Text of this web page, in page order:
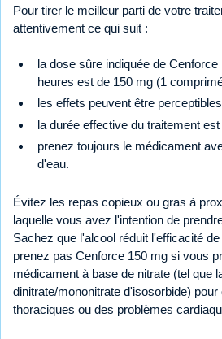
Pour tirer le meilleur parti de votre
attentivement ce qui suit :
la dose sûre indiquée de Cenforce
heures est de 150 mg (1
les effets peuvent être
la durée effective du traitement
prenez toujours le médicament
d'eau.
Évitez les repas copieux ou gras à
laquelle vous avez l'intention de
Sachez que l'alcool réduit l'efficacité
prenez pas Cenforce 150 mg si vous
médicament à base de nitrate (tel que
dinitrate/mononitrate d'isosorbide) pour
thoraciques ou des problèmes